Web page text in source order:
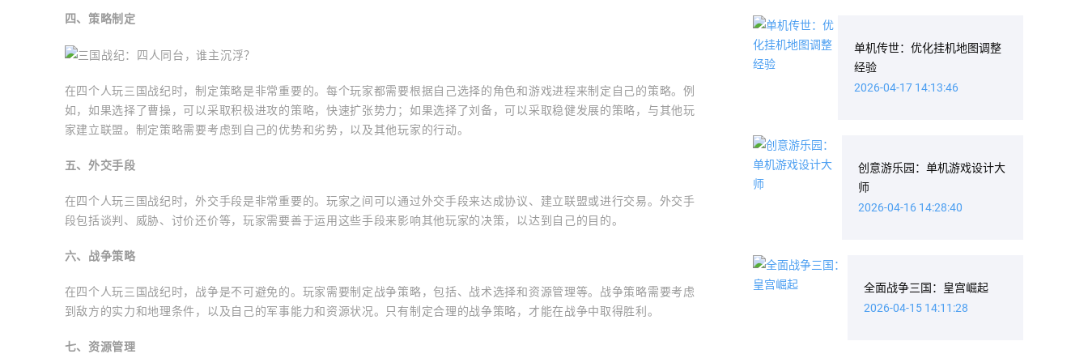
四、策略制定
在四个人玩三国战纪时，制定策略是非常重要的。每个玩家都需要根据自己选择的角色和游戏进程来制定自己的策略。例
如，如果选择了曹操，可以采取积极进攻的策略，快速扩张势力；如果选择了刘备，可以采取稳健发展的策略，与其他玩
家建立联盟。制定策略需要考虑到自己的优势和劣势，以及其他玩家的行动。
五、外交手段
在四个人玩三国战纪时，外交手段是非常重要的。玩家之间可以通过外交手段来达成协议、建立联盟或进行交易。外交手
段包括谈判、威胁、讨价还价等，玩家需要善于运用这些手段来影响其他玩家的决策，以达到自己的目的。
六、战争策略
在四个人玩三国战纪时，战争是不可避免的。玩家需要制定战争策略，包括、战术选择和资源管理等。战争策略需要考虑
到敌方的实力和地理条件，以及自己的军事能力和资源状况。只有制定合理的战争策略，才能在战争中取得胜利。
七、资源管理
单机传世：优化挂机地图调整
经验
2026-04-17 14:13:46
创意游乐园：单机游戏设计大
师
2026-04-16 14:28:40
全面战争三国：皇宫崛起
2026-04-15 14:11:28